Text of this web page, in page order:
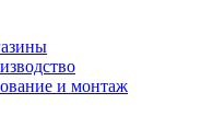
и монтаж